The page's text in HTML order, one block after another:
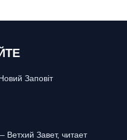
Заповіт
Ветхий Завет, читает